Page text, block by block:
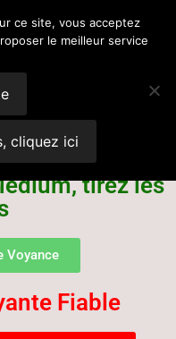
tirez les
Voyance
Fiable
ce site, vous acceptez
le meilleur service
cliquez ici